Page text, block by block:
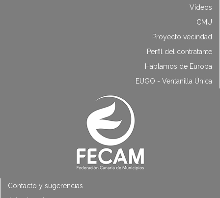
Vídeos
CMU
Proyecto vecindad
Perfil del contratante
Hablamos de Europa
EUGO - Ventanilla Única
Contacto y sugerencias